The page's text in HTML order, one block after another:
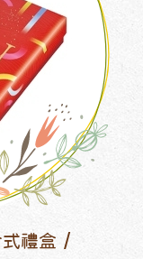
禮盒